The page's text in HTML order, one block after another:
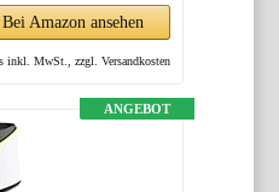
Bei Amazon ansehen
inkl. MwSt., zzgl. Versandkosten
ANGEBOT